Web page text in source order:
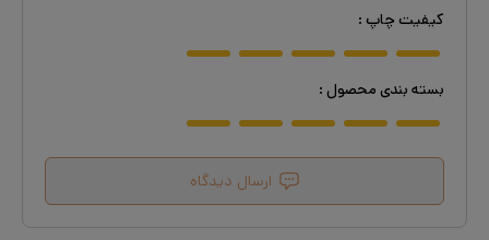
کیفیت چاپ :
بسته بندی محصول :
ارسال دیدگاه